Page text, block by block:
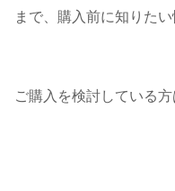
まで、購入前に知りた
ご購入を検討している